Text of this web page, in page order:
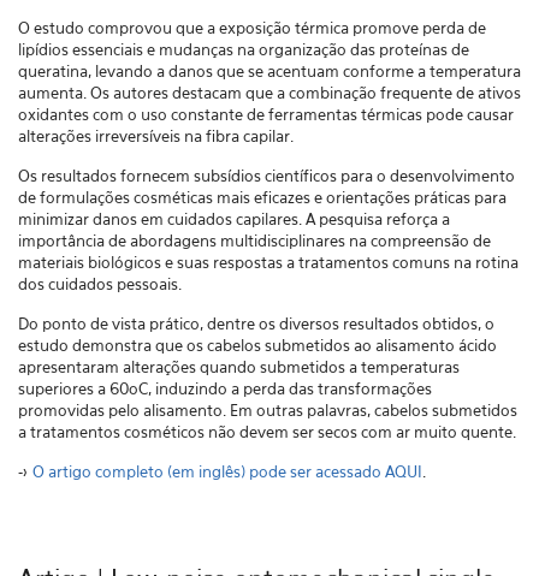
O estudo comprovou que a exposição térmica promove perda de
lipídios essenciais e mudanças na organização das proteínas de
queratina, levando a danos que se acentuam conforme a temperatura
aumenta. Os autores destacam que a combinação frequente de ativos
oxidantes com o uso constante de ferramentas térmicas pode causar
alterações irreversíveis na fibra capilar.
Os resultados fornecem subsídios científicos para o desenvolvimento
de formulações cosméticas mais eficazes e orientações práticas para
minimizar danos em cuidados capilares. A pesquisa reforça a
importância de abordagens multidisciplinares na compreensão de
materiais biológicos e suas respostas a tratamentos comuns na rotina
dos cuidados pessoais.
Do ponto de vista prático, dentre os diversos resultados obtidos, o
estudo demonstra que os cabelos submetidos ao alisamento ácido
apresentaram alterações quando submetidos a temperaturas
superiores a 60oC, induzindo a perda das transformações
promovidas pelo alisamento. Em outras palavras, cabelos submetidos
a tratamentos cosméticos não devem ser secos com ar muito quente.
-> O artigo completo (em inglês) pode ser acessado AQUI.